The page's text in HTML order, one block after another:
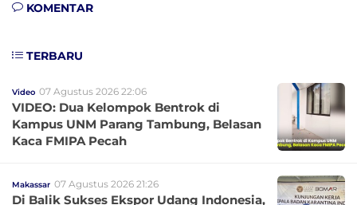
KOMENTAR
TERBARU
Video 07 Agustus 2026 22:06
VIDEO: Dua Kelompok Bentrok di
Kampus UNM Parang Tambung, Belasan
Kaca FMIPA Pecah
Makassar 07 Agustus 2026 21:26
Di Balik Sukses Ekspor Udang Indonesia,